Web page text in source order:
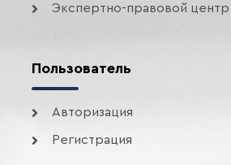
Экспертно-правовой центр
Пользователь
Авторизация
Регистрация